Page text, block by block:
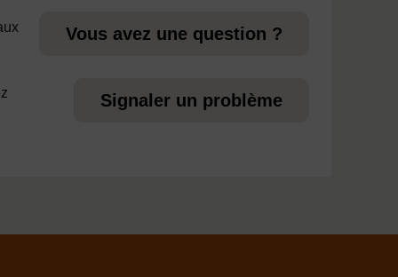
Vous avez une question ?
Signaler un problème